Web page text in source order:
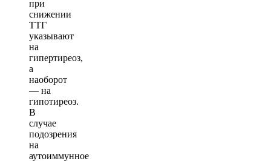
при
снижении
ТТГ
указывают
на
гипертиреоз,
а
наоборот
— на
гипотиреоз.
В
случае
подозрения
на
аутоиммунное